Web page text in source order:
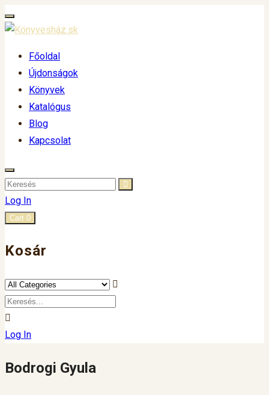
Főoldal
Újdonságok
Könyvek
Katalógus
Blog
Kapcsolat
Log In
Cart 0
Kosár
Log In
Bodrogi Gyula